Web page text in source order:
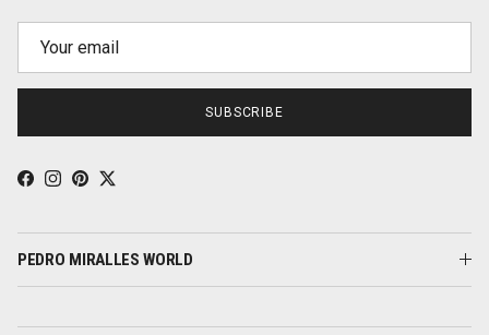
SUBSCRIBE
Facebook
Instagram
Pinterest
Twitter
PEDRO MIRALLES WORLD